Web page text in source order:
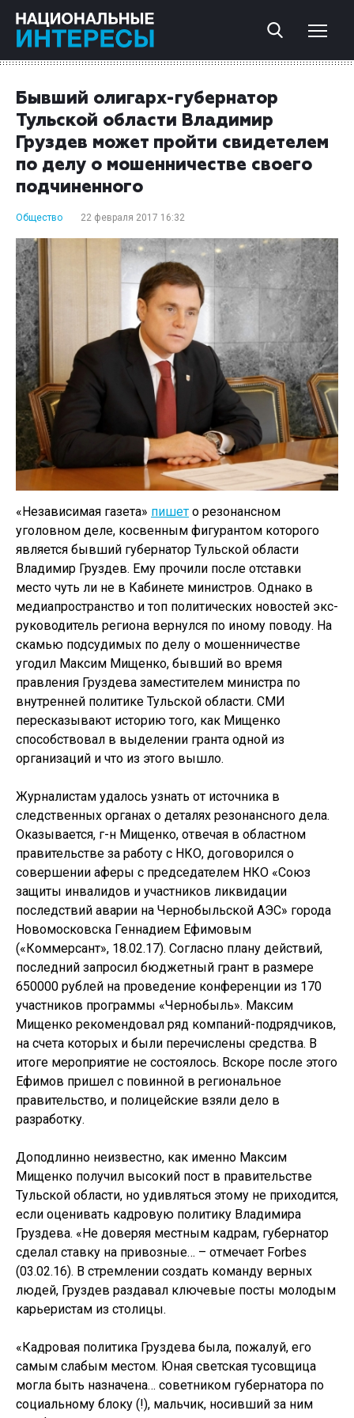
Бывший олигарх-губернатор
Тульской области Владимир
Груздев может пройти свидетелем
по делу о мошенничестве своего
подчиненного
Общество 22 февраля 2017 16:32
«Независимая газета» пишет о резонансном
уголовном деле, косвенным фигурантом которого
является бывший губернатор Тульской области
Владимир Груздев. Ему прочили после отставки
место чуть ли не в Кабинете министров. Однако в
медиапространство и топ политических новостей экс-
руководитель региона вернулся по иному поводу. На
скамью подсудимых по делу о мошенничестве
угодил Максим Мищенко, бывший во время
правления Груздева заместителем министра по
внутренней политике Тульской области. СМИ
пересказывают историю того, как Мищенко
способствовал в выделении гранта одной из
организаций и что из этого вышло.
Журналистам удалось узнать от источника в
следственных органах о деталях резонансного дела.
Оказывается, г-н Мищенко, отвечая в областном
правительстве за работу с НКО, договорился о
совершении аферы с председателем НКО «Союз
защиты инвалидов и участников ликвидации
последствий аварии на Чернобыльской АЭС» города
Новомосковска Геннадием Ефимовым
(«Коммерсант», 18.02.17). Согласно плану действий,
последний запросил бюджетный грант в размере
650000 рублей на проведение конференции из 170
участников программы «Чернобыль». Максим
Мищенко рекомендовал ряд компаний-подрядчиков,
на счета которых и были перечислены средства. В
итоге мероприятие не состоялось. Вскоре после этого
Ефимов пришел с повинной в региональное
правительство, и полицейские взяли дело в
разработку.
Доподлинно неизвестно, как именно Максим
Мищенко получил высокий пост в правительстве
Тульской области, но удивляться этому не приходится,
если оценивать кадровую политику Владимира
Груздева. «Не доверяя местным кадрам, губернатор
сделал ставку на привозные… – отмечает Forbes
(03.02.16). В стремлении создать команду верных
людей, Груздев раздавал ключевые посты молодым
карьеристам из столицы.
«Кадровая политика Груздева была, пожалуй, его
самым слабым местом. Юная светская тусовщица
могла быть назначена… советником губернатора по
социальному блоку (!), мальчик, носивший за ним